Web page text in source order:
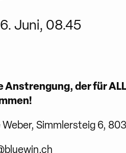
Juni, 08.45
der für
Weber, Simmlersteig 6,